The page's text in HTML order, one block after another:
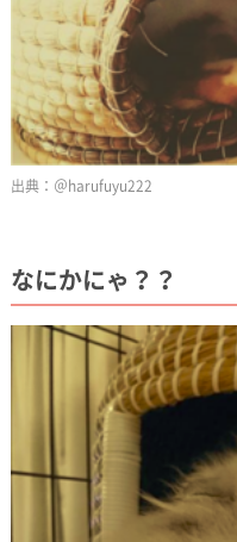
＠harufuyu222
なにかにゃ？？